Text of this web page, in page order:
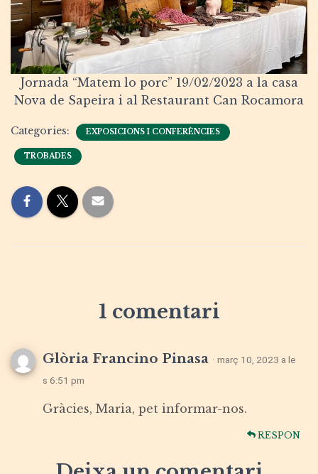
Jornada “Matem lo porc” 19/02/2023 a la casa
Nova de Sapeira i al Restaurant Can Rocamora
Categories: EXPOSICIONS I CONFERÈNCIES
TROBADES
1 comentari
Glòria Francino Pinasa · març 10, 2023 a le
s 6:51 pm
Gràcies, Maria, pet informar-nos.
RESPON